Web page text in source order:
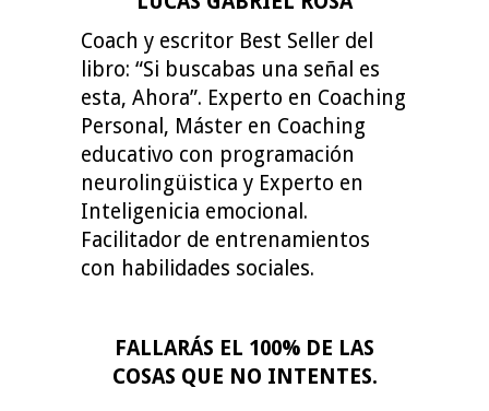
Coach y escritor Best Seller del
libro: “Si buscabas una señal es
esta, Ahora”. Experto en Coaching
Personal, Máster en Coaching
educativo con programación
neurolingüistica y Experto en
Inteligenicia emocional.
Facilitador de entrenamientos
con habilidades sociales.
FALLARÁS EL 100% DE LAS
COSAS QUE NO INTENTES.